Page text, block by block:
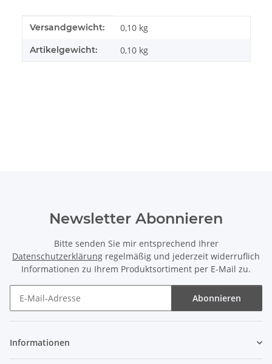
Produkteigenschaft
Wert
Versandgewicht: 0,10 kg
Artikelgewicht: 0,10 kg
Newsletter Abonnieren
Bitte senden Sie mir entsprechend Ihrer
Datenschutzerklärung regelmäßig und jederzeit widerruflich
Informationen zu Ihrem Produktsortiment per E-Mail zu.
Abonnieren
Informationen